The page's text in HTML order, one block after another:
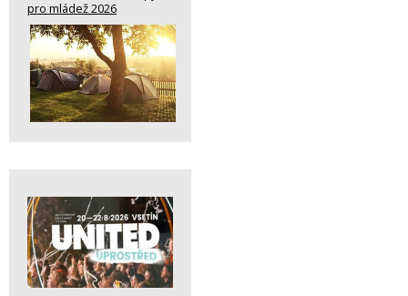
pro mládež 2026